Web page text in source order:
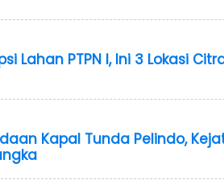
Lahan PTPN I, Ini 3 Lokasi
Kapal Tunda Pelindo,